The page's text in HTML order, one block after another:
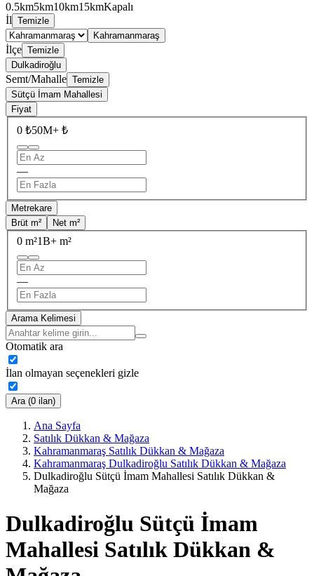
0.5km5km10km15kmKapalı
İl Temizle
Kahramanmaraş
İlçe Temizle
Dulkadiroğlu
Semt/Mahalle Temizle
Sütçü İmam Mahallesi
Fiyat
0 ₺50M+ ₺
—
Metrekare
Brüt m²
Net m²
0 m²1B+ m²
—
Arama Kelimesi
Otomatik ara
İlan olmayan seçenekleri gizle
Ara (0 ilan)
Ana Sayfa
Satılık Dükkan & Mağaza
Kahramanmaraş Satılık Dükkan & Mağaza
Kahramanmaraş Dulkadiroğlu Satılık Dükkan & Mağaza
Dulkadiroğlu Sütçü İmam Mahallesi Satılık Dükkan &
Mağaza
Dulkadiroğlu Sütçü İmam
Mahallesi Satılık Dükkan &